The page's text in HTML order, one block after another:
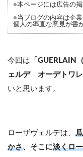
●本ページには広告の掲
●当ブログの内容は企
個人の率直な意見が書
今回は 「GUERLAIN
ェルデ オーデトワレ
いと思います。
ローザヴェルデは、
かさ、そこに淡くロ